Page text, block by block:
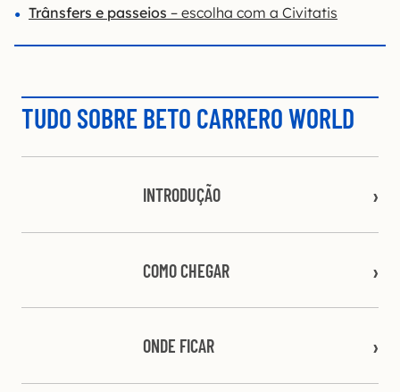
Trânsfers e passeios – escolha com a Civitatis
TUDO SOBRE BETO CARRERO WORLD
INTRODUÇÃO
COMO CHEGAR
ONDE FICAR